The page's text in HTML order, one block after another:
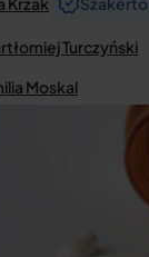
Turczyński
Moskal